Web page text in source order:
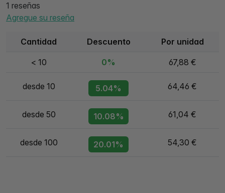
1 reseñas
Agregue su reseña
Cantidad Descuento Por unidad
< 10 0% 67,88 €
desde 10 5.04% 64,46 €
desde 50 10.08% 61,04 €
desde 100 20.01% 54,30 €